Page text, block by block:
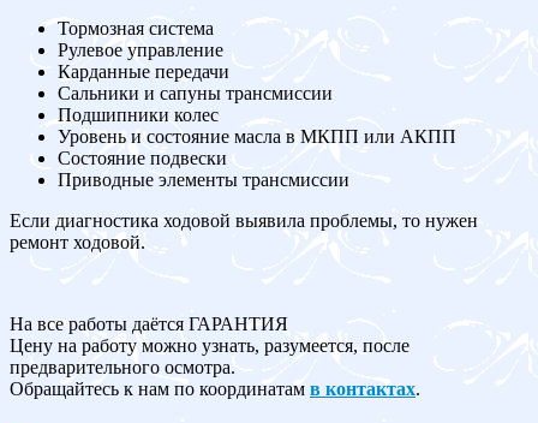
Тормозная система
Рулевое управление
Карданные передачи
Сальники и сапуны трансмиссии
Подшипники колес
Уровень и состояние масла в МКПП или АКПП
Состояние подвески
Приводные элементы трансмиссии
Если диагностика ходовой выявила проблемы, то нужен
ремонт ходовой.
На все работы даётся ГАРАНТИЯ
Цену на работу можно узнать, разумеется, после
предварительного осмотра.
Обращайтесь к нам по координатам в контактах.